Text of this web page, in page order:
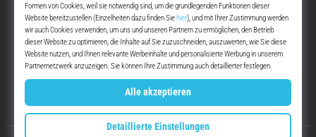
Top4Running.at
Seit mehr als 16 Jahren motivieren wir dich, rauszugehen und zu laufen.
Schneller. Mit uns. Jeden Tag.
InstagramYouTube